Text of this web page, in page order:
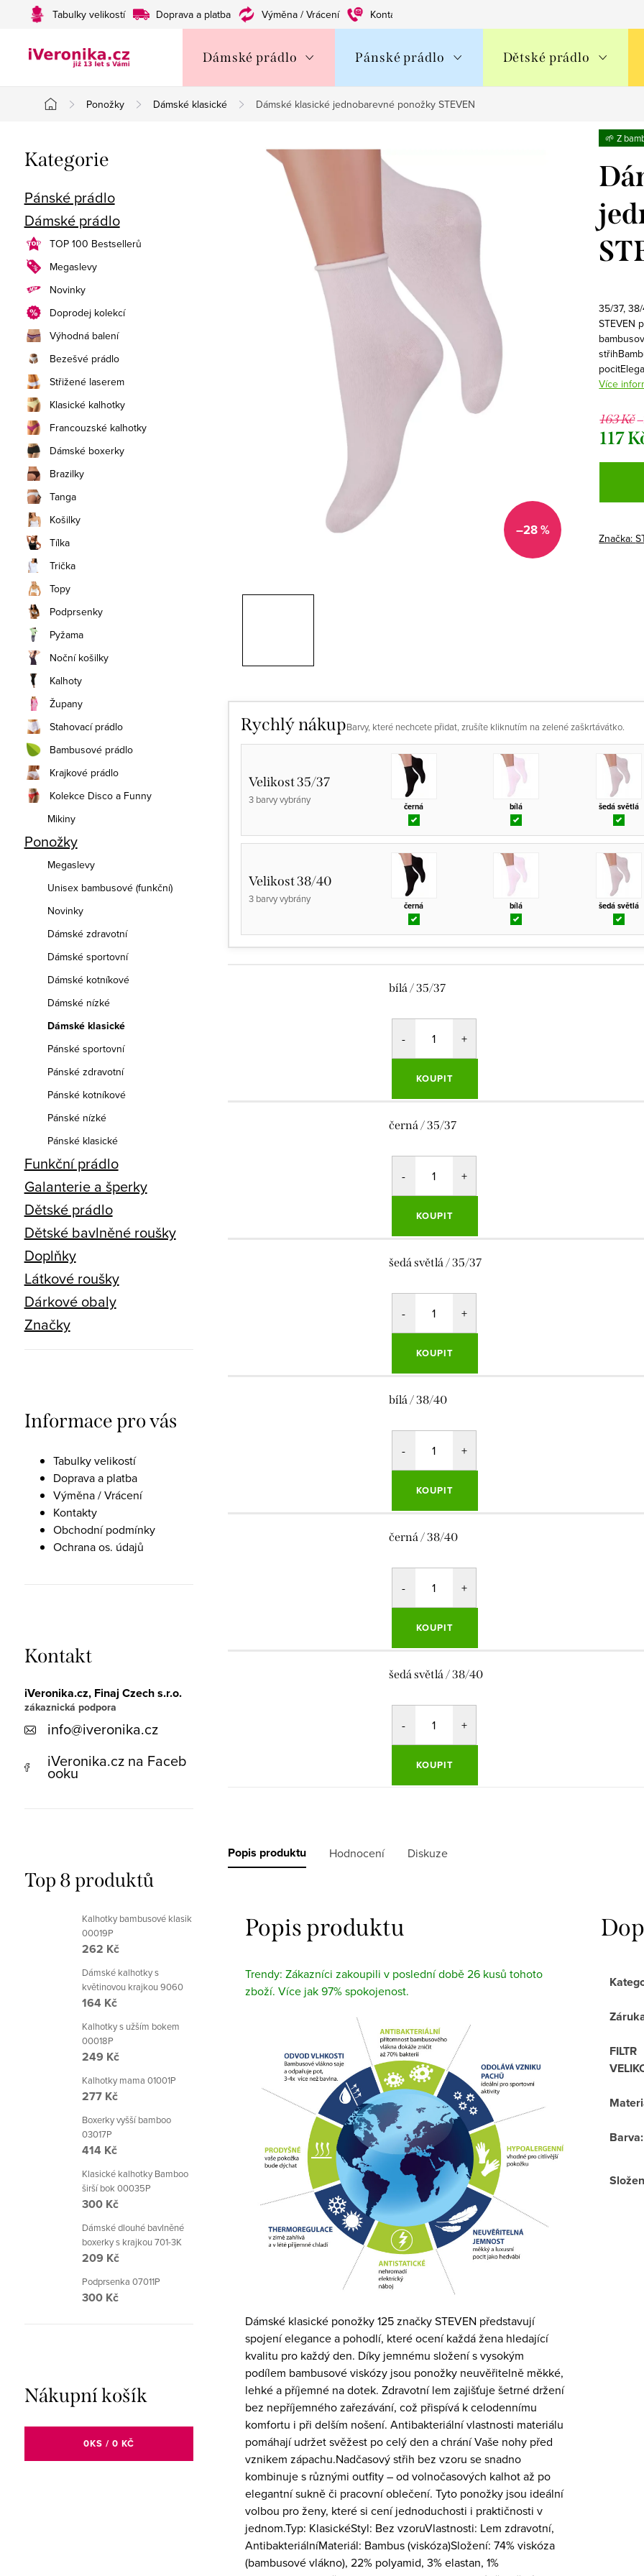
Tabulky velikostí Doprava a platba Výměna / Vrácení Kontakty
Dámské prádlo Pánské prádlo Dětské prádlo
Domů
Ponožky Dámské klasické Dámské klasické jednobarevné ponožky STEVEN
o
s
t
r
a
n
n
í
p
a
n
e
l
Přeskočit
kategorie
Kategorie
Pánské prádlo
Dámské prádlo
TOP 100 Bestsellerů
Megaslevy
Novinky
Doprodej kolekcí
Výhodná balení
Bezešvé prádlo
Střižené laserem
Klasické kalhotky
Francouzské kalhotky
Dámské boxerky
Brazilky
Tanga
Košilky
Tílka
Trička
Topy
Podprsenky
Pyžama
Noční košilky
Kalhoty
Župany
Stahovací prádlo
Bambusové prádlo
Krajkové prádlo
Kolekce Disco a Funny
Mikiny
Ponožky
Megaslevy
Unisex bambusové (funkční)
Novinky
Dámské zdravotní
Dámské sportovní
Dámské kotníkové
Dámské nízké
Dámské klasické
Pánské sportovní
Pánské zdravotní
Pánské kotníkové
Pánské nízké
Pánské klasické
Funkční prádlo
Galanterie a šperky
Dětské prádlo
Dětské bavlněné roušky
Doplňky
Látkové roušky
Dárkové obaly
Značky
Informace pro vás
Tabulky velikostí
Doprava a platba
Výměna / Vrácení
Kontakty
Obchodní podmínky
Ochrana os. údajů
Kontakt
iVeronika.cz, Finaj Czech s.r.o.
info@iveronika.cz
iVeronika.cz na Faceb
ooku
Top 8 produktů
Kalhotky bambusové klasik
00019P
262 Kč
Dámské kalhotky s
květinovou krajkou 9060
164 Kč
Kalhotky s užším bokem
00018P
249 Kč
Kalhotky mama 01001P
277 Kč
Boxerky vyšší bamboo
03017P
414 Kč
Klasické kalhotky Bamboo
širší bok 00035P
300 Kč
Dámské dlouhé bavlněné
boxerky s krajkou 701-3K
209 Kč
Podprsenka 07011P
300 Kč
Nákupní košík
0KS / 0 KČ
–28 %
🌱 Z
35/37,
STEVEN
Více
163 Kč
117
Měrná
Značka:
Rychlý nákupBarvy, které nechcete přidat, zrušíte kliknutím na zelené zaškrtávátko.
Velikost 35/37
3 barvy vybrány
černá bílá šedá světlá
Velikost 38/40
3 barvy vybrány
černá bílá šedá světlá
bílá / 35/37
KOUPIT
černá / 35/37
KOUPIT
šedá světlá / 35/37
KOUPIT
bílá / 38/40
KOUPIT
černá / 38/40
KOUPIT
šedá světlá / 38/40
KOUPIT
Popis produktu Hodnocení Diskuze
Popis produktu
Trendy: Zákazníci zakoupili v poslední době 26 kusů tohoto
zboží. Více jak 97% spokojenost.
Dámské klasické ponožky 125 značky STEVEN představují
spojení elegance a pohodlí, které ocení každá žena hledající
kvalitu pro každý den. Díky jemnému složení s vysokým
podílem bambusové viskózy jsou ponožky neuvěřitelně měkké,
lehké a příjemné na dotek. Zdravotní lem zajišťuje šetrné držení
bez nepříjemného zařezávání, což přispívá k celodennímu
komfortu i při delším nošení. Antibakteriální vlastnosti materiálu
pomáhají udržet svěžest po celý den a chrání Vaše nohy před
vznikem zápachu.Nadčasový střih bez vzoru se snadno
kombinuje s různými outfity – od volnočasových kalhot až po
elegantní sukně či pracovní oblečení. Tyto ponožky jsou ideální
volbou pro ženy, které si cení jednoduchosti i praktičnosti v
jednom.Typ: KlasickéStyl: Bez vzoruVlastnosti: Lem zdravotní,
AntibakteriálníMateriál: Bambus (viskóza)Složení: 74% viskóza
(bambusové vlákno), 22% polyamid, 3% elastan, 1%
FILTR
Barva: